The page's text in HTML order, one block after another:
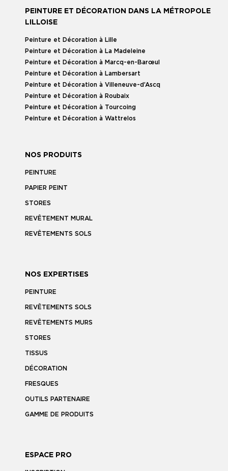
PEINTURE ET DÉCORATION DANS LA MÉTROPOLE
LILLOISE
Peinture et Décoration à Lille
Peinture et Décoration à La Madeleine
Peinture et Décoration à Marcq-en-Barœul
Peinture et Décoration à Lambersart
Peinture et Décoration à Villeneuve-d’Ascq
Peinture et Décoration à Roubaix
Peinture et Décoration à Tourcoing
Peinture et Décoration à Wattrelos
NOS PRODUITS
PEINTURE
PAPIER PEINT
STORES
REVÊTEMENT MURAL
REVÊTEMENTS SOLS
NOS EXPERTISES
PEINTURE
REVÊTEMENTS SOLS
REVÊTEMENTS MURS
STORES
TISSUS
DÉCORATION
FRESQUES
OUTILS PARTENAIRE
GAMME DE PRODUITS
ESPACE PRO